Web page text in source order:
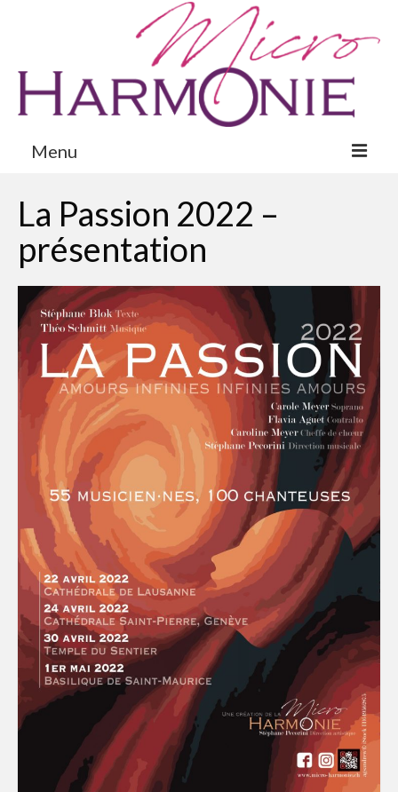
Menu
Présentation
Concerts
Galerie
Nous Soutenir
Contact
Espace membres
La Passion 2022 –
présentation